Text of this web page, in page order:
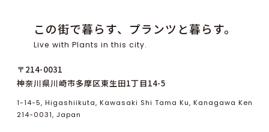
この街で暮らす、プランツと暮らす。
Live with Plants in this city.
〒214-0031
神奈川県川崎市多摩区東生田1丁目14-5
1-14-5, Higashiikuta, Kawasaki Shi Tama Ku, Kanagawa Ken
214-0031, Japan